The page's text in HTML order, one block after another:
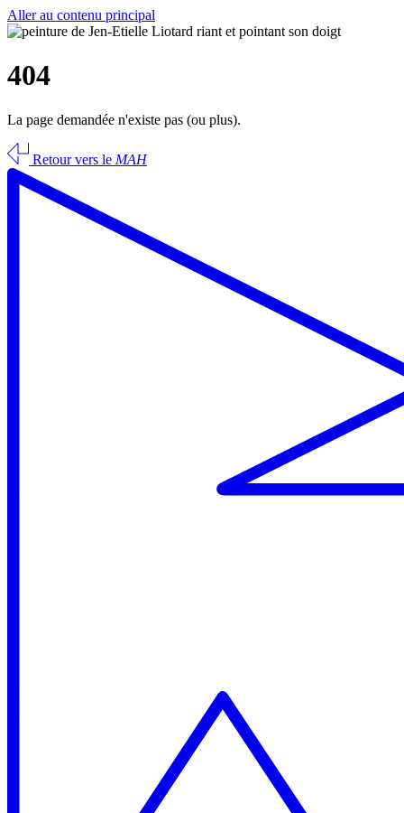
Aller au contenu principal
404
La page demandée n'existe pas (ou plus).
Retour vers le MAH